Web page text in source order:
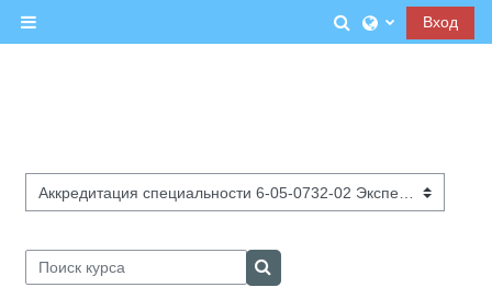
ИзменитьВход
Категории курсов
Поиск курса
Поиск курса